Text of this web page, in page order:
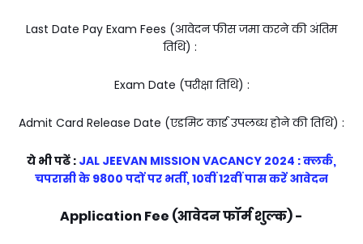
Last Date Pay Exam Fees (आवेदन फीस जमा करने की अंतिम
तिथि) :
Exam Date (परीक्षा तिथि) :
Admit Card Release Date (एडमिट कार्ड उपलब्ध होने की तिथि) :
ये भी पढें : JAL JEEVAN MISSION VACANCY 2024 : क्लर्क,
चपरासी के 9800 पदों पर भर्ती, 10वीं 12वीं पास करें आवेदन
Application Fee (आवेदन फॉर्म शुल्क) -